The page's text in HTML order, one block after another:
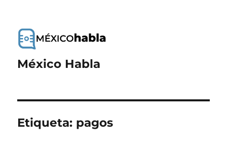
México Habla
Etiqueta: pagos